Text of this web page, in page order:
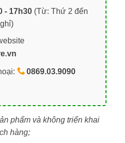
- 17h30(Từ: Thứ 2 đến
0869.03.9090
phẩm và không triển khai
hàng;